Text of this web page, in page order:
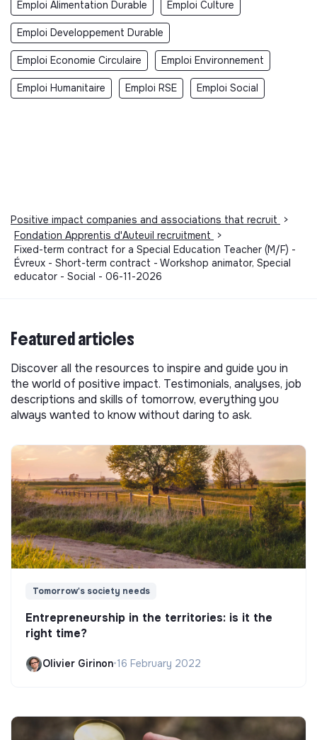
Emploi Alimentation Durable Emploi Culture
Emploi Developpement Durable
Emploi Economie Circulaire Emploi Environnement
Emploi Humanitaire Emploi RSE Emploi Social
Positive impact companies and associations that recruit
>
Fondation Apprentis d'Auteuil recruitment
>
Fixed-term contract for a Special Education Teacher (M/F) -
Évreux - Short-term contract - Workshop animator, Special
educator - Social - 06-11-2026
Featured articles
Discover all the resources to inspire and guide you in
the world of positive impact. Testimonials, analyses, job
descriptions and skills of tomorrow, everything you
always wanted to know without daring to ask.
Tomorrow's society needs
Entrepreneurship in the territories: is it the
right time?
Olivier Girinon•16 February 2022